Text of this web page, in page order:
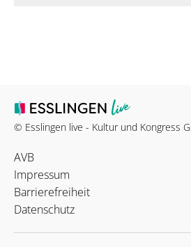
© Esslingen live - Kultur und Kongress
AVB
Impressum
Barrierefreiheit
Datenschutz